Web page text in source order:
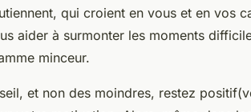
qui croient en vous et en vos
aider à surmonter les moments
minceur.
et non des moindres, restez